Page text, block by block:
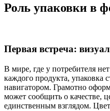
Роль упаковки в
Первая встреча:
В мире, где у потребителя
каждого продукта, упаковка
навигатором. Грамотно
может сообщить о качестве,
единственным взглядом.